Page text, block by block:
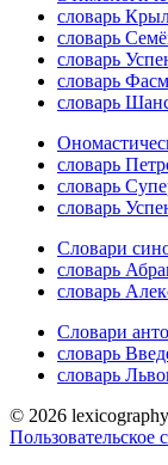
словарь
словарь
словарь
словарь
словарь
словарь
словарь
словарь
Словари
словарь
словарь
Словари
словарь
словарь
© 2026
Пользовательское